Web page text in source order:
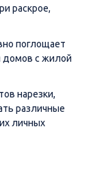
раскрое,
поглощает
домов с жилой
нарезки,
различные
личных